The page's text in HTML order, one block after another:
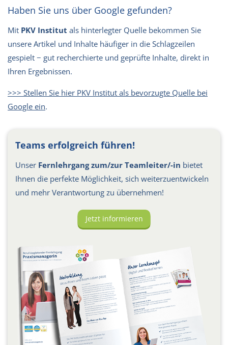
Haben Sie uns über Google gefunden?
Mit PKV Institut als hinterlegter Quelle bekommen Sie
unsere Artikel und Inhalte häufiger in die Schlagzeilen
gespielt − gut recherchierte und geprüfte Inhalte, direkt in
Ihren Ergebnissen.
>>> Stellen Sie hier PKV Institut als bevorzugte Quelle bei
Google ein.
Teams erfolgreich führen!
Unser Fernlehrgang zum/zur Teamleiter/-in bietet
Ihnen die perfekte Möglichkeit, sich weiterzuentwickeln
und mehr Verantwortung zu übernehmen!
Jetzt informieren